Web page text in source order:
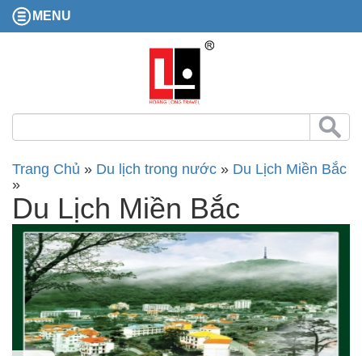
MENU
Trang Chủ » Du lịch trong nước » Du Lịch Miền Bắc
»
Du Lịch Miền Bắc